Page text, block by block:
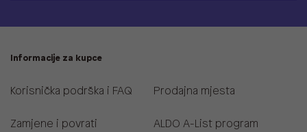
Informacije za kupce
Korisnička podrška i FAQ
Zamjene i povrati
Prodajna mjesta
ALDO A-List program